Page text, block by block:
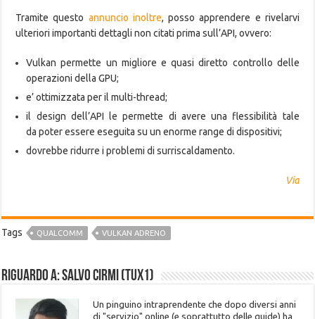
Tramite questo annuncio inoltre, posso apprendere e rivelarvi
ulteriori importanti dettagli non citati prima sull’API, ovvero:
Vulkan permette un migliore e quasi diretto controllo delle
operazioni della GPU;
e’ ottimizzata per il multi-thread;
il design dell’API le permette di avere una flessibilità tale
da poter essere eseguita su un enorme range di dispositivi;
dovrebbe ridurre i problemi di surriscaldamento.
Via
Tags QUALCOMM VULKAN ADRENO
Riguardo a: Salvo Cirmi (Tux1)
Un pinguino intraprendente che dopo diversi anni
di "servizio" online (e soprattutto delle guide) ha